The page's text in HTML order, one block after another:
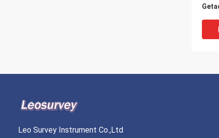
Leo Survey Instrument Co.,Ltd